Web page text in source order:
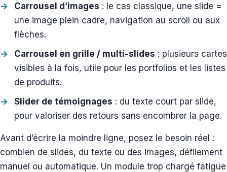
Carrousel d’images : le cas classique, une slide =
une image plein cadre, navigation au scroll ou aux
flèches.
Carrousel en grille / multi-slides : plusieurs cartes
visibles à la fois, utile pour les portfolios et les listes
de produits.
Slider de témoignages : du texte court par slide,
pour valoriser des retours sans encombrer la page.
Avant d’écrire la moindre ligne, posez le besoin réel :
combien de slides, du texte ou des images, défilement
manuel ou automatique. Un module trop chargé fatigue